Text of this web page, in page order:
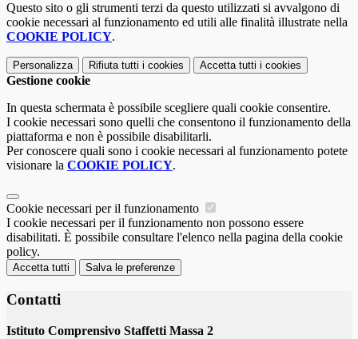
Questo sito o gli strumenti terzi da questo utilizzati si avvalgono di
cookie necessari al funzionamento ed utili alle finalità illustrate nella
COOKIE POLICY.
Personalizza Rifiuta tutti i cookies Accetta tutti i cookies
Gestione cookie
In questa schermata è possibile scegliere quali cookie consentire.
I cookie necessari sono quelli che consentono il funzionamento della
piattaforma e non è possibile disabilitarli.
Per conoscere quali sono i cookie necessari al funzionamento potete
visionare la COOKIE POLICY.
Cookie necessari per il funzionamento
I cookie necessari per il funzionamento non possono essere
disabilitati. È possibile consultare l'elenco nella pagina della cookie
policy.
Accetta tutti Salva le preferenze
Contatti
Istituto Comprensivo Staffetti Massa 2